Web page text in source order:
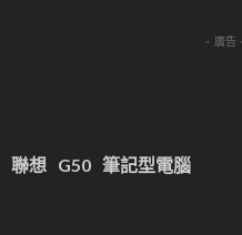
- 廣告
聯想 G50 筆記型電腦